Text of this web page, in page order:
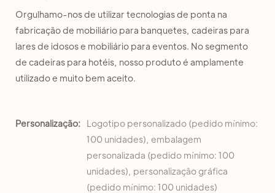
Orgulhamo-nos de utilizar tecnologias de ponta na
fabricação de mobiliário para banquetes, cadeiras para
lares de idosos e mobiliário para eventos. No segmento
de cadeiras para hotéis, nosso produto é amplamente
utilizado e muito bem aceito.
Personalização:
Logotipo personalizado (pedido mínimo:
100 unidades), embalagem
personalizada (pedido mínimo: 100
unidades), personalização gráfica
(pedido mínimo: 100 unidades)